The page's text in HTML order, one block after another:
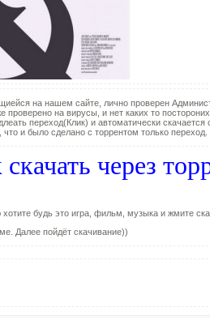
на нашем сайте, лично проверен
на вирусы, и нет каких то
переход(Клик) и автоматически
и было сделано с торрентом только переход.
через
будь это игра, фильм, музыка и жмите
Далее пойдёт скачивание))